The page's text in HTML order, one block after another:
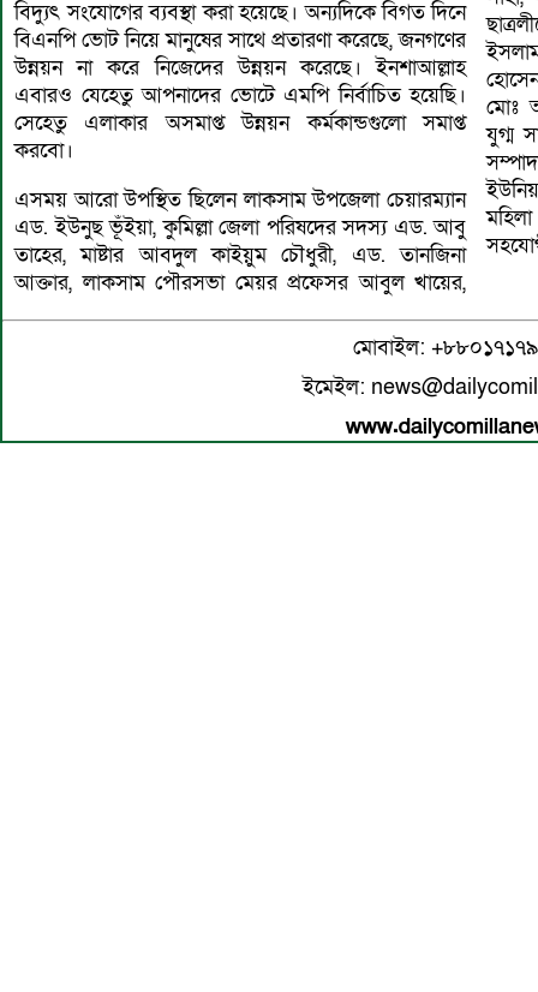
বিদ্যুৎ সংযোগের ব্যবস্থা করা হয়েছে। অন্যদিকে বিগত দিনে
বিএনপি ভোট নিয়ে মানুষের সাথে প্রতারণা করেছে, জনগণের
উন্নয়ন না করে নিজেদের উন্নয়ন করেছে। ইনশাআল্লাহ
এবারও যেহেতু আপনাদের ভোটে এমপি নির্বাচিত হয়েছি।
সেহেতু এলাকার অসমাপ্ত উন্নয়ন কর্মকান্ডগুলো সমাপ্ত
করবো।
এসময় আরো উপস্থিত ছিলেন লাকসাম উপজেলা চেয়ারম্যান
এড. ইউনুছ ভূঁইয়া, কুমিল্লা জেলা পরিষদের সদস্য এড. আবু
তাহের, মাষ্টার আবদুল কাইয়ুম চৌধুরী, এড. তানজিনা
আক্তার, লাকসাম পৌরসভা মেয়র প্রফেসর আবুল খায়ের,
মোঃ
যুগ্ম
মোবাইল:
ইমেইল: